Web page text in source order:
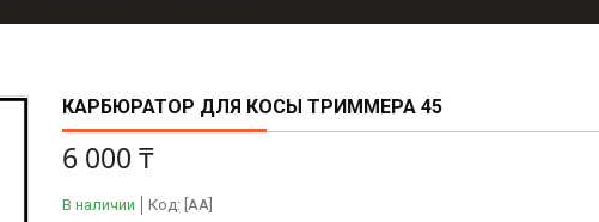
КАРБЮРАТОР ДЛЯ КОСЫ ТРИММЕРА 45
6 000 ₸
В наличии Код: [AA]